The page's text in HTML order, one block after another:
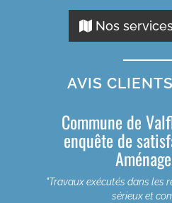
Nos
AVIS
Commune de
enquête de
"Travaux exécutés dans les
sérieux et